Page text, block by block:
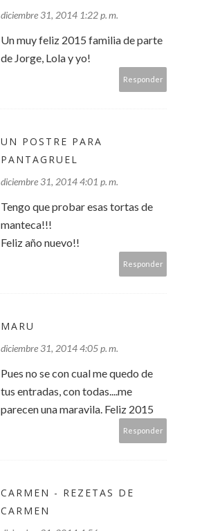
diciembre 31, 2014 1:22 p. m.
Un muy feliz 2015 familia de parte
de Jorge, Lola y yo!
Responder
UN POSTRE PARA
PANTAGRUEL
diciembre 31, 2014 4:01 p. m.
Tengo que probar esas tortas de
manteca!!!
Feliz año nuevo!!
Responder
MARU
diciembre 31, 2014 4:05 p. m.
Pues no se con cual me quedo de
tus entradas, con todas....me
parecen una maravila. Feliz 2015
Responder
CARMEN - REZETAS DE
CARMEN